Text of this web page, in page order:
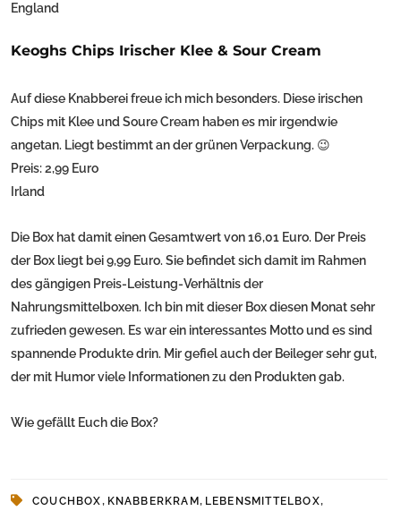
England
Keoghs Chips Irischer Klee & Sour Cream
Auf diese Knabberei freue ich mich besonders. Diese irischen
Chips mit Klee und Soure Cream haben es mir irgendwie
angetan. Liegt bestimmt an der grünen Verpackung. 😉
Preis: 2,99 Euro
Irland
Die Box hat damit einen Gesamtwert von 16,01 Euro. Der Preis
der Box liegt bei 9,99 Euro. Sie befindet sich damit im Rahmen
des gängigen Preis-Leistung-Verhältnis der
Nahrungsmittelboxen. Ich bin mit dieser Box diesen Monat sehr
zufrieden gewesen. Es war ein interessantes Motto und es sind
spannende Produkte drin. Mir gefiel auch der Beileger sehr gut,
der mit Humor viele Informationen zu den Produkten gab.
Wie gefällt Euch die Box?
COUCHBOX, KNABBERKRAM, LEBENSMITTELBOX,